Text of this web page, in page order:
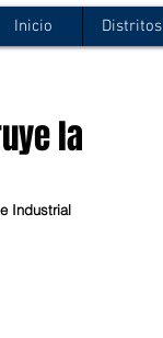
Inicio Distritos
la
Industrial